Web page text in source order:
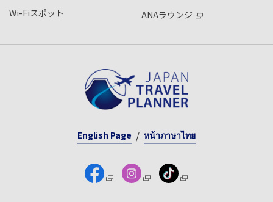
Wi-Fiスポット
ANAラウンジ
English Page หน้าภาษาไทย